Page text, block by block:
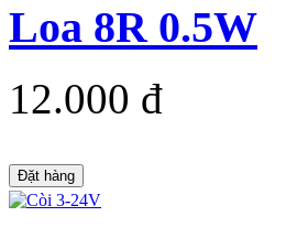
Loa 8R 0.5W
12.000 đ
Đặt hàng